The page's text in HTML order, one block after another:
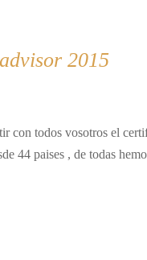
2015
con todos vosotros el
44 paises , de todas